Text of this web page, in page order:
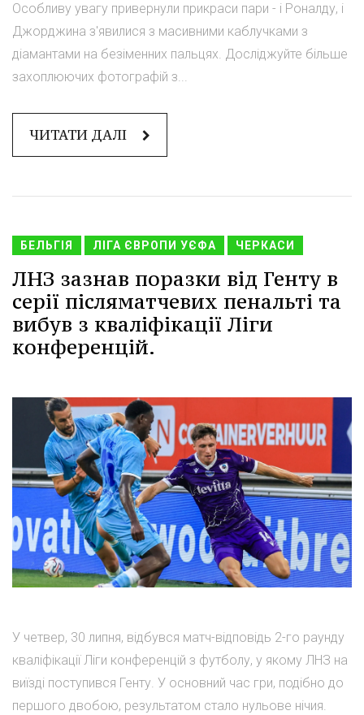
Особливу увагу привернули прикраси пари - і Роналду, і
Джорджина з'явилися з масивними каблучками з
діамантами на безіменних пальцях. Досліджуйте більше
захоплюючих фотографій з...
ЧИТАТИ ДАЛІ
БЕЛЬГІЯ ЛІГА ЄВРОПИ УЄФА ЧЕРКАСИ
ЛНЗ зазнав поразки від Генту в
серії післяматчевих пенальті та
вибув з кваліфікації Ліги
конференцій.
У четвер, 30 липня, відбувся матч-відповідь 2-го раунду
кваліфікації Ліги конференцій з футболу, у якому ЛНЗ на
виїзді поступився Генту. У основний час гри, подібно до
першого двобою, результатом стало нульове нічия.